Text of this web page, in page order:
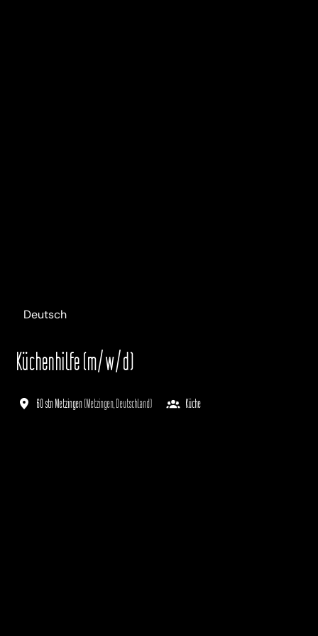
Deutsch
Küchenhilfe (m/w/d)
60 stn Metzingen(Metzingen Deutschland) Küche